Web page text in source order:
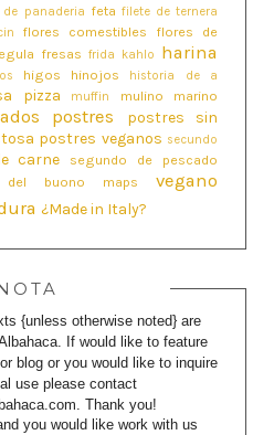
de panaderia feta filete de ternera
flores comestibles
flores de
fresas frida kahlo harina
higos hinojos
historia de a
pizza muffin mulino marino
postres
postres sin
postres veganos secundo
carne
segundo de pescado
buono maps
vegano
¿Made in Italy?
{unless otherwise noted} are
If would like to feature
blog or you would like to inquire
use please contact
Thank you!
you would like work with us